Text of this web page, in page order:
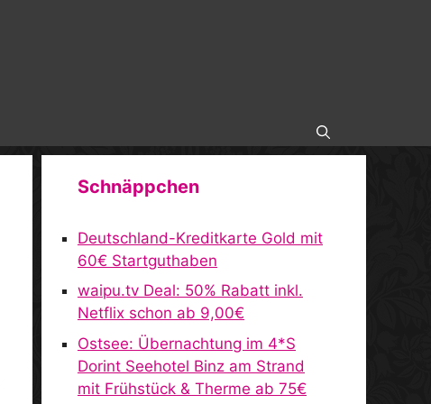
Schnäppchen
Deutschland-Kreditkarte Gold mit
60€ Startguthaben
waipu.tv Deal: 50% Rabatt inkl.
Netflix schon ab 9,00€
Ostsee: Übernachtung im 4*S
Dorint Seehotel Binz am Strand
mit Frühstück & Therme ab 75€